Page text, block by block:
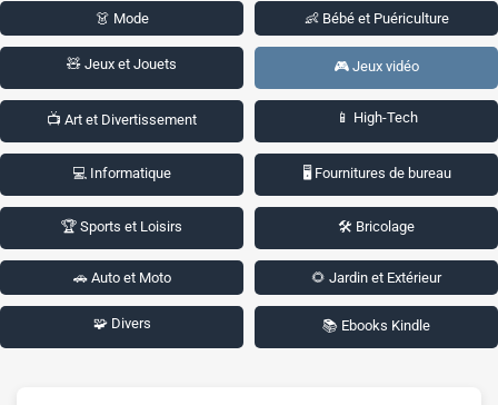
👗 Mode 👶 Bébé et Puériculture
🧸 Jeux et Jouets 🎮 Jeux vidéo
📺 Art et Divertissement 📱 High-Tech
💻 Informatique 🖥️ Fournitures de bureau
🏆 Sports et Loisirs 🛠️ Bricolage
🚗 Auto et Moto 🌻 Jardin et Extérieur
🧩 Divers 📚 Ebooks Kindle